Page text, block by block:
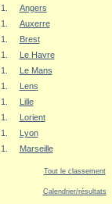
1. Angers
1.
Auxerre
1.
Brest
1.
Le Havre
1.
Le Mans
1.
Lens
1.
Lille
1.
Lorient
1.
Lyon
1.
Marseille
Tout le classement
Calendrier/résultats